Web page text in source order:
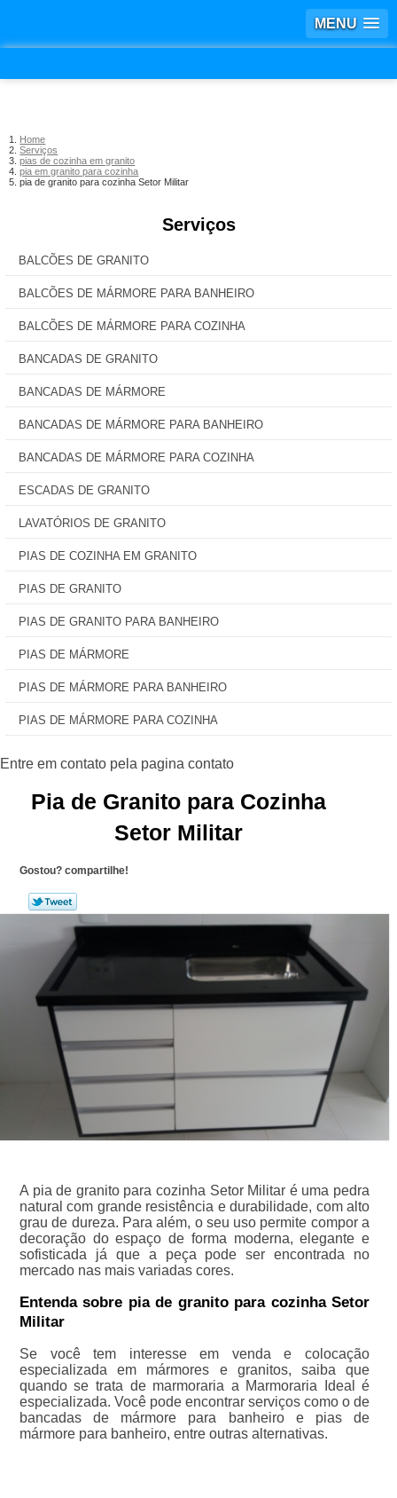
MENU
Home
Serviços
pias de cozinha em granito
pia em granito para cozinha
pia de granito para cozinha Setor Militar
Serviços
BALCÕES DE GRANITO
BALCÕES DE MÁRMORE PARA BANHEIRO
BALCÕES DE MÁRMORE PARA COZINHA
BANCADAS DE GRANITO
BANCADAS DE MÁRMORE
BANCADAS DE MÁRMORE PARA BANHEIRO
BANCADAS DE MÁRMORE PARA COZINHA
ESCADAS DE GRANITO
LAVATÓRIOS DE GRANITO
PIAS DE COZINHA EM GRANITO
PIAS DE GRANITO
PIAS DE GRANITO PARA BANHEIRO
PIAS DE MÁRMORE
PIAS DE MÁRMORE PARA BANHEIRO
PIAS DE MÁRMORE PARA COZINHA
Pia de Granito para Cozinha
Setor Militar
Gostou? compartilhe!
A pia de granito para cozinha Setor Militar é uma pedra
natural com grande resistência e durabilidade, com alto
grau de dureza. Para além, o seu uso permite compor a
decoração do espaço de forma moderna, elegante e
sofisticada já que a peça pode ser encontrada no
mercado nas mais variadas cores.
Entenda sobre pia de granito para cozinha Setor
Militar
Se você tem interesse em venda e colocação
especializada em mármores e granitos, saiba que
quando se trata de marmoraria a Marmoraria Ideal é
especializada. Você pode encontrar serviços como o de
bancadas de mármore para banheiro e pias de
mármore para banheiro, entre outras alternativas.